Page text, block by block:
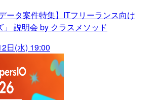
ータ案件特集】ITフリーランス向け
」 説明会 by クラスメソッド
日(水) 19:00